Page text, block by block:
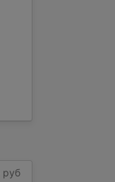
руб